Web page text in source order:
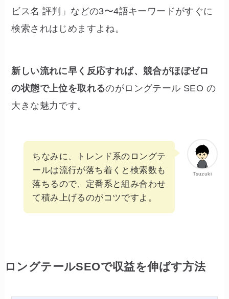
ビス名 評判」などの3〜4語キーワードがすぐに
検索されはじめますよね。
新しい流れに早く反応すれば、競合がほぼゼロ
の状態で上位を取れるのがロングテール SEO の
大きな魅力です。
Tsuzuki
ちなみに、トレンド系のロングテ
ールは流行が落ち着くと検索数も
落ちるので、定番系と組み合わせ
て積み上げるのがコツですよ。
ロングテールSEOで収益を伸ばす方法